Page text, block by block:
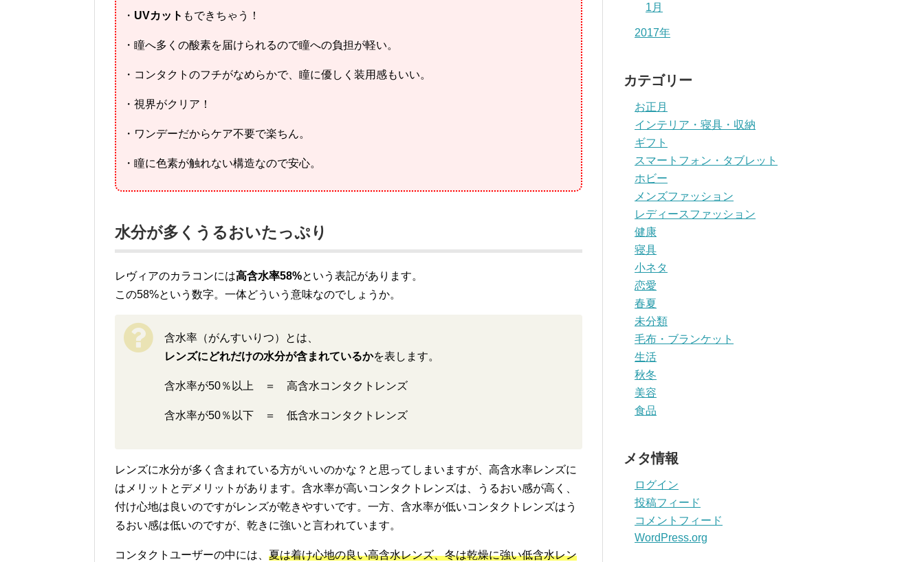
・ UVカット もできちゃう！
・瞳へ多くの酸素を届けられるので瞳への負担が軽い。
・コンタクトのフチがなめらかで、瞳に優しく装用感もいい。
・視界がクリア！
・ワンデーだからケア不要で楽ちん。
・瞳に色素が触れない構造なので安心。
水分が多くうるおいたっぷり
レヴィアのカラコンには高含水率58%という表記があります。
この58%という数字。一体どういう意味なのでしょうか。
含水率（がんすいりつ）とは、
レンズにどれだけの水分が含まれているかを表します。
含水率が50％以上 ＝ 高含水コンタクトレンズ
含水率が50％以下 ＝ 低含水コンタクトレンズ
レンズに水分が多く含まれている方がいいのかな？と思ってしまいますが、高含水率レンズに
はメリットとデメリットがあります。含水率が高いコンタクトレンズは、うるおい感が高く、
付け心地は良いのですがレンズが乾きやすいです。一方、含水率が低いコンタクトレンズはう
るおい感は低いのですが、乾きに強いと言われています。
コンタクトユーザーの中には、 夏は着け心地の良い高含水レンズ、冬は乾燥に強い低含水レン
1月
2017年
カテゴリー
お正月
インテリア・寝具・収納
ギフト
スマートフォン・タブレット
ホビー
メンズファッション
レディースファッション
健康
寝具
小ネタ
恋愛
春夏
未分類
毛布・ブランケット
生活
秋冬
美容
食品
メタ情報
ログイン
投稿フィード
コメントフィード
WordPress.org